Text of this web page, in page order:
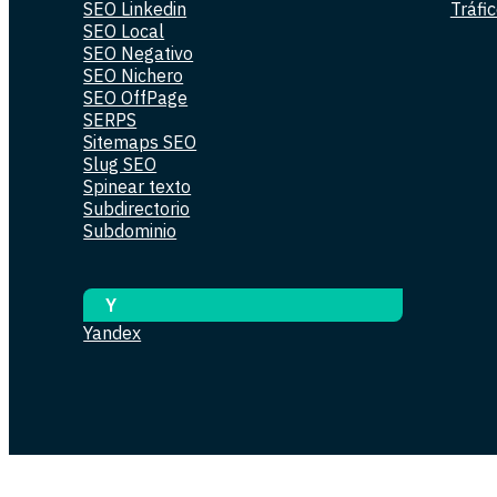
SEO Linkedin
SEO Local
SEO Negativo
SEO Nichero
SEO OffPage
SERPS
Sitemaps SEO
Slug SEO
Spinear texto
Subdirectorio
Subdominio
Y
Yandex